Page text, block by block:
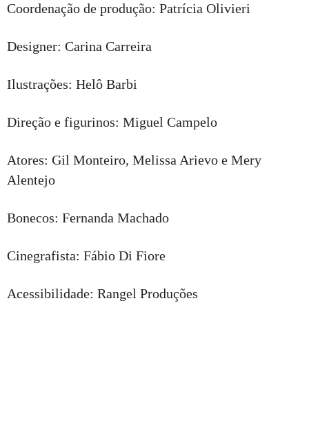
Coordenação de produção: Patrícia Olivieri
Designer: Carina Carreira
Ilustrações: Helô Barbi
Direção e figurinos: Miguel Campelo
Atores: Gil Monteiro, Melissa Arievo e Mery
Alentejo
Bonecos: Fernanda Machado
Cinegrafista: Fábio Di Fiore
Acessibilidade: Rangel Produções